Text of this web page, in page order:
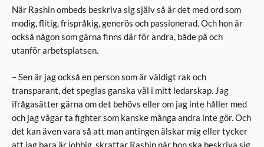
När Rashin ombeds beskriva sig själv så är det med ord som
modig, flitig, frispråkig, generös och passionerad. Och hon är
också någon som gärna finns där för andra, både på och
utanför arbetsplatsen.
– Sen är jag också en person som är väldigt rak och
transparant, det speglas ganska väl i mitt ledarskap. Jag
ifrågasätter gärna om det behövs eller om jag inte håller med
och jag vågar ta fighter som kanske många andra inte gör. Och
det kan även vara så att man antingen älskar mig eller tycker
att jag bara är jobbig, skrattar Rashin när hon ska beskriva sig